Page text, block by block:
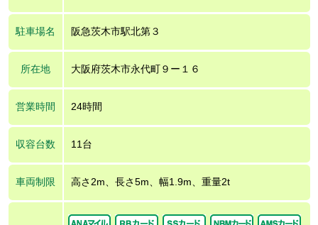
駐車場名 阪急茨木市駅北第３
所在地 大阪府茨木市永代町９ー１６
営業時間 24時間
収容台数 11台
車両制限 高さ2m、長さ5m、幅1.9m、重量2t